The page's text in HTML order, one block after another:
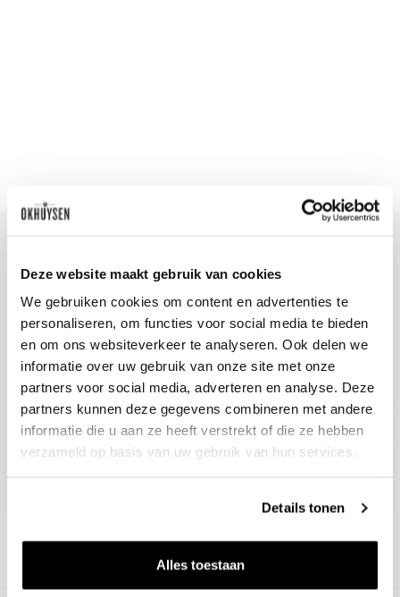
Deze website maakt gebruik van cookies
We gebruiken cookies om content en advertenties te
personaliseren, om functies voor social media te bieden
en om ons websiteverkeer te analyseren. Ook delen we
informatie over uw gebruik van onze site met onze
partners voor social media, adverteren en analyse. Deze
partners kunnen deze gegevens combineren met andere
informatie die u aan ze heeft verstrekt of die ze hebben
verzameld op basis van uw gebruik van hun services.
Details tonen
Alles toestaan
Blijf op de hoogte
Ontvang het laatste wijnnieuws, proeverijen en
evenementen
E-mailadres
Aanmelden